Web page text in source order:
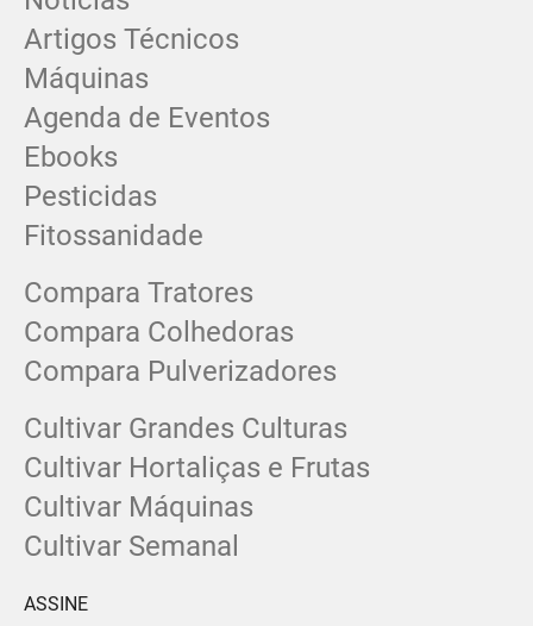
Artigos Técnicos
Máquinas
Agenda de Eventos
Ebooks
Pesticidas
Fitossanidade
Compara Tratores
Compara Colhedoras
Compara Pulverizadores
Cultivar Grandes Culturas
Cultivar Hortaliças e Frutas
Cultivar Máquinas
Cultivar Semanal
ASSINE